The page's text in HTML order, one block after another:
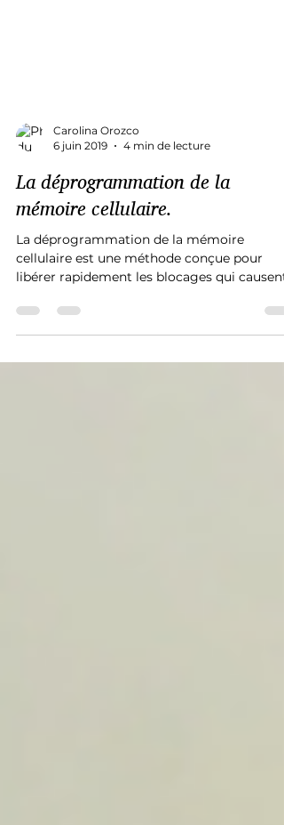
6 juin 2019
4 min de lecture
La déprogrammation de la
mémoire cellulaire.
La déprogrammation de la mémoire
libérer rapidement les blocages qui causent
des perturbations...